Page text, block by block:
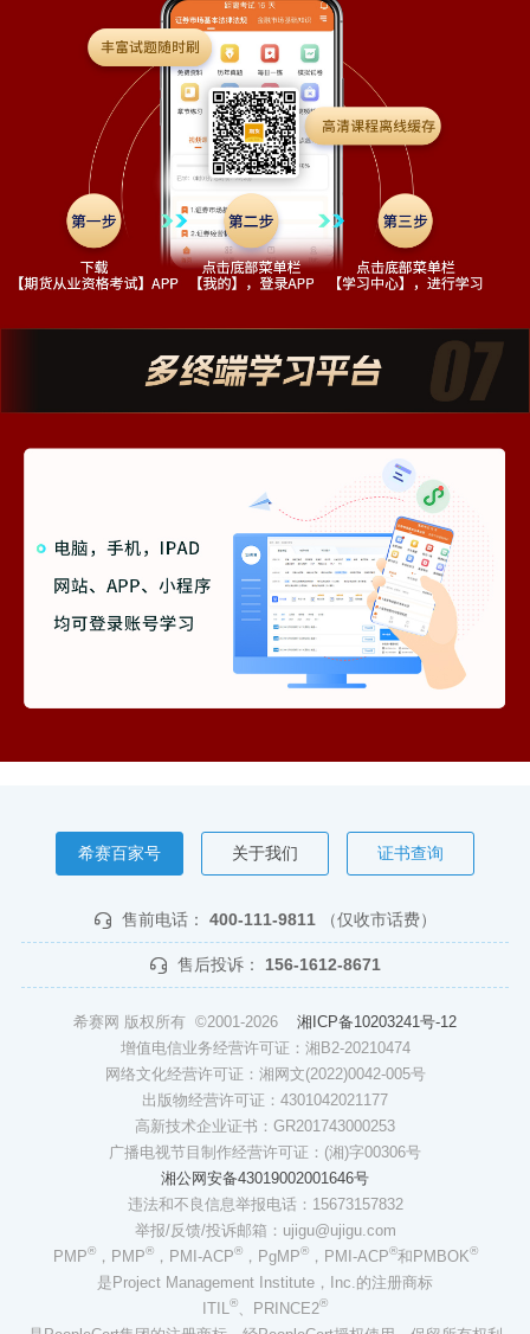
希赛百家号 关于我们 证书查询
售前电话： 400-111-9811 （仅收市话费）
售后投诉： 156-1612-8671
希赛网 版权所有 ©2001-2026 湘ICP备10203241号-12
增值电信业务经营许可证：湘B2-20210474
网络文化经营许可证：湘网文(2022)0042-005号
出版物经营许可证：4301042021177
高新技术企业证书：GR201743000253
广播电视节目制作经营许可证：(湘)字00306号
湘公网安备43019002001646号
违法和不良信息举报电话：15673157832
举报/反馈/投诉邮箱：ujigu@ujigu.com
PMP®，PMP®，PMI-ACP®，PgMP®，PMI-ACP®和PMBOK®
是Project Management Institute，Inc.的注册商标
ITIL ® 、PRINCE2®